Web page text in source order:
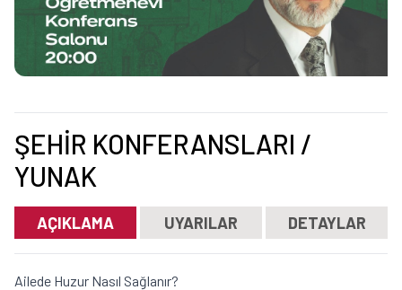
ŞEHIR KONFERANSLARI /
YUNAK
AÇIKLAMA UYARILAR DETAYLAR
Ailede Huzur Nasıl Sağlanır?